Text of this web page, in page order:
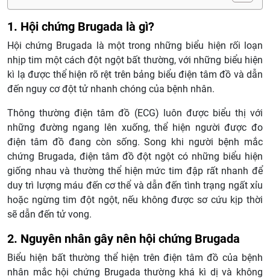
1. Hội chứng Brugada là gì?
Hội chứng Brugada là một trong những biểu hiện rối loạn
nhịp tim một cách đột ngột bất thường, với những biểu hiện
kì lạ được thể hiện rõ rệt trên bảng biểu điện tâm đồ và dẫn
đến nguy cơ đột tử nhanh chóng của bệnh nhân.
Thông thường điện tâm đồ (ECG) luôn được biểu thị với
những đường ngang lên xuống, thể hiện người được đo
điện tâm đồ đang còn sống. Song khi người bệnh mắc
chứng Brugada, điện tâm đồ đột ngột có những biểu hiện
giống nhau và thường thể hiện mức tim đập rất nhanh để
duy trì lượng máu đến cơ thể và dẫn đến tình trạng ngất xỉu
hoặc ngừng tim đột ngột, nếu không được sơ cứu kịp thời
sẽ dẫn đến tử vong.
2. Nguyên nhân gây nên hội chứng Brugada
Biểu hiện bất thường thể hiện trên điện tâm đồ của bệnh
nhân mắc hội chứng Brugada thường khá kì dị và không